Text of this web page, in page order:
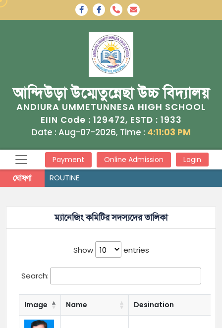
আন্দিউড়া উম্মেতুন্নেছা উচ্চ বিদ্যালয়
ANDIURA UMMETUNNESA HIGH SCHOOL
EIIN Code : 129472, ESTD : 1933
Date : Aug-07-2026, Time : 4:11:03 PM
Payment Online Admission Login
ঘোষণা ROUTINE
ম্যানেজিং কমিটির সদস্যদের তালিকা
Show entries
Search:
Image Name Desination